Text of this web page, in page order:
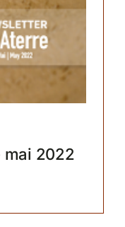
mai 2022